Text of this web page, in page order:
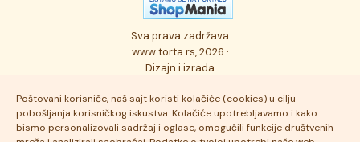
Poštovani korisniče, naš sajt koristi kolačiće (cookies) u cilju
pobošljanja korisničkog iskustva. Kolačiće upotrebljavamo i kako
bismo personalizovali sadržaj i oglase, omogućili funkcije društvenih
Osmisli tortu
Ukusi torti
Politika privatnosti
Najčešće postavljana pitanja
Kontakt
Sva prava zadržava
www.torta.rs, 2026 ·
Dizajn i izrada